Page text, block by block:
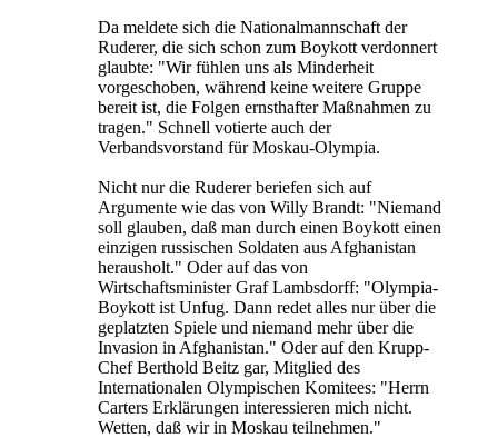
Da meldete sich die Nationalmannschaft der
Ruderer, die sich schon zum Boykott verdonnert
glaubte: "Wir fühlen uns als Minderheit
vorgeschoben, während keine weitere Gruppe
bereit ist, die Folgen ernsthafter Maßnahmen zu
tragen." Schnell votierte auch der
Verbandsvorstand für Moskau-Olympia.
Nicht nur die Ruderer beriefen sich auf
Argumente wie das von Willy Brandt: "Niemand
soll glauben, daß man durch einen Boykott einen
einzigen russischen Soldaten aus Afghanistan
herausholt." Oder auf das von
Wirtschaftsminister Graf Lambsdorff: "Olympia-
Boykott ist Unfug. Dann redet alles nur über die
geplatzten Spiele und niemand mehr über die
Invasion in Afghanistan." Oder auf den Krupp-
Chef Berthold Beitz gar, Mitglied des
Internationalen Olympischen Komitees: "Herrn
Carters Erklärungen interessieren mich nicht.
Wetten, daß wir in Moskau teilnehmen."